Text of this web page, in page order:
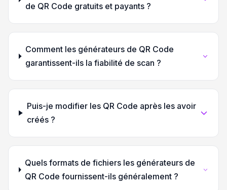
de QR Code gratuits et payants ?
Comment les générateurs de QR Code
garantissent-ils la fiabilité de scan ?
Puis-je modifier les QR Code après les avoir
créés ?
Quels formats de fichiers les générateurs de
QR Code fournissent-ils généralement ?